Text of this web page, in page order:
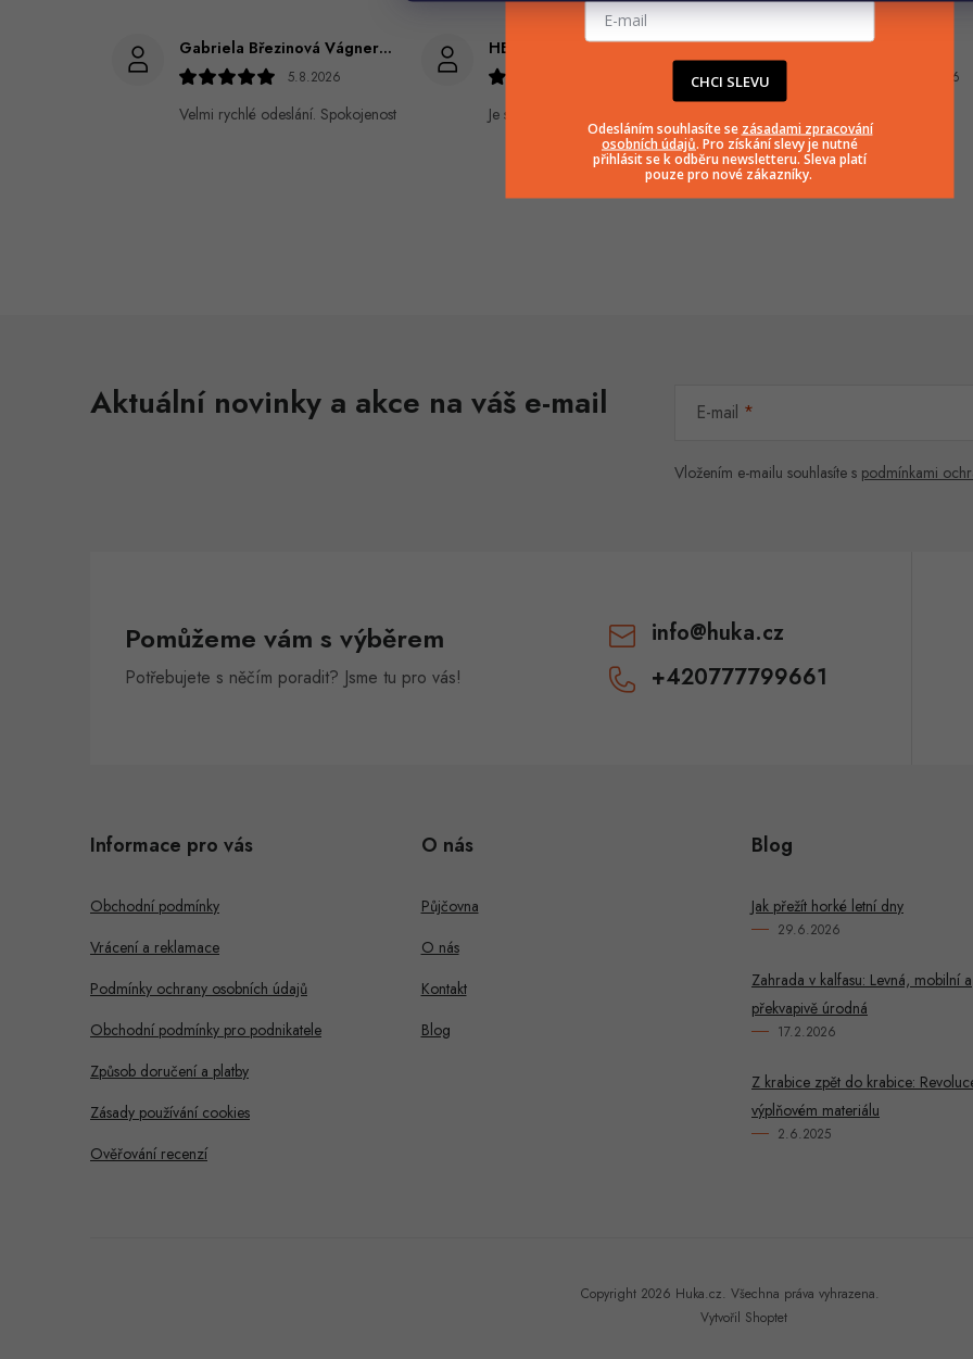
Gabriela Březinová Vágnerová
5.8.2026
Velmi rychlé odeslání. Spokojenost
HELENA MINAŘÍKOVÁ
Je sice větší ale vypadá dobře
Ivana Mimrackova
4.8.2026
Aktuální novinky a akce na váš e-mail E-mail
Vložením e-mailu souhlasíte s podmínkami
Pomůžeme vám s výběrem
Potřebujete s něčím poradit? Jsme tu pro vás!
info@huka.cz
+420777799661
Informace pro vás
Obchodní podmínky
Vrácení a reklamace
Podmínky ochrany osobních údajů
Obchodní podmínky pro podnikatele
Způsob doručení a platby
Zásady používání cookies
Ověřování recenzí
O nás
Půjčovna
O nás
Kontakt
Blog
Blog
Jak přežít horké letní dny
29.6.2026
Zahrada v kalfasu: Levná, mobilní a
překvapivě úrodná
17.2.2026
Z krabice zpět do krabice:
výplňovém materiálu
2.6.2025
Vytvořil Shoptet
Copyright 2026 Huka.cz. Všechna práva vyhrazena.
CHCI SLEVU
Odesláním souhlasíte se zásadami zpracování
osobních údajů. Pro získání slevy je nutné
přihlásit se k odběru newsletteru. Sleva platí
pouze pro nové zákazníky.